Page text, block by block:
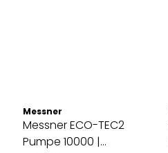
Messner
Messner ECO-TEC2
Pumpe 10000 |